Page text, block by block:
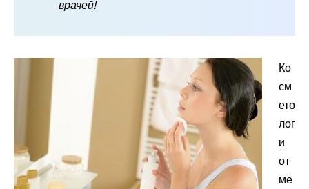
врачей!
Ко
см
ето
лог
и
от
ме